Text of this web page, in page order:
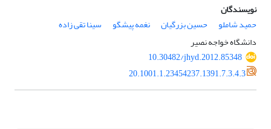
نویسندگان
حمید شاملو
حسین بزرگیان نغمه پیشگو
سینا تقی زاده
دانشگاه خواجه نصیر
10.30482/jhyd.2012.85348
20.1001.1.23454237.1391.7.3.4.3